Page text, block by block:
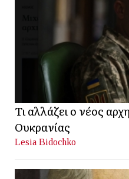
Τι αλλάζει ο νέος
Ουκρανίας
Lesia Bidochko